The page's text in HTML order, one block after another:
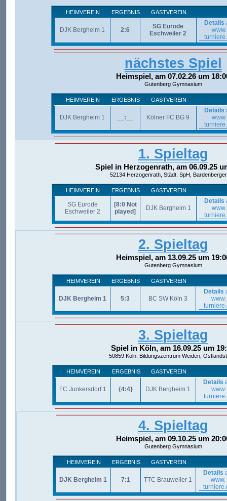
HEIMVEREIN ERGEBNIS GASTVEREIN
DJK Bergheim 1 2:6
SG Eurode
Eschweiler 2
Details
www.
nächstes Spiel
Heimspiel, am 07.02.26 um
Gutenberg Gymnasium
HEIMVEREIN ERGEBNIS GASTVEREIN
DJK Bergheim 1 __:__ Kölner FC BG 9
Details
www.
1. Spieltag
Spiel in Herzogenrath, am 06.09.25
52134 Herzogenrath, Städt. SpH,
HEIMVEREIN ERGEBNIS GASTVEREIN
SG Eurode
Eschweiler 2
[8:0 Not
played]
DJK Bergheim 1
Details
www.
2. Spieltag
Heimspiel, am 13.09.25 um
Gutenberg Gymnasium
HEIMVEREIN ERGEBNIS GASTVEREIN
DJK Bergheim 1 5:3 BC SW Köln 3
Details
www.
3. Spieltag
Spiel in Köln, am 16.09.25 um
50859 Köln, Bildungszentrum Weiden,
HEIMVEREIN ERGEBNIS GASTVEREIN
FC Junkersdorf 1 {4:4} DJK Bergheim 1
Details
www.
4. Spieltag
Heimspiel, am 09.10.25 um
Gutenberg Gymnasium
HEIMVEREIN ERGEBNIS GASTVEREIN
DJK Bergheim 1 7:1 TTC Brauweiler 1
Details
www.